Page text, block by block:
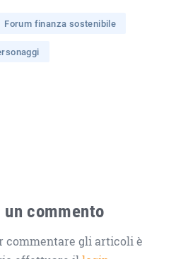
Forum finanza sostenibile
un commento
commentare gli articoli è